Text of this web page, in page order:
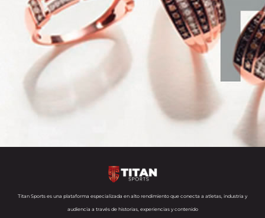
Titan Sports es una plataforma especializada en alto rendimiento que conecta a atletas, industria y
audiencia a través de historias, experiencias y contenido